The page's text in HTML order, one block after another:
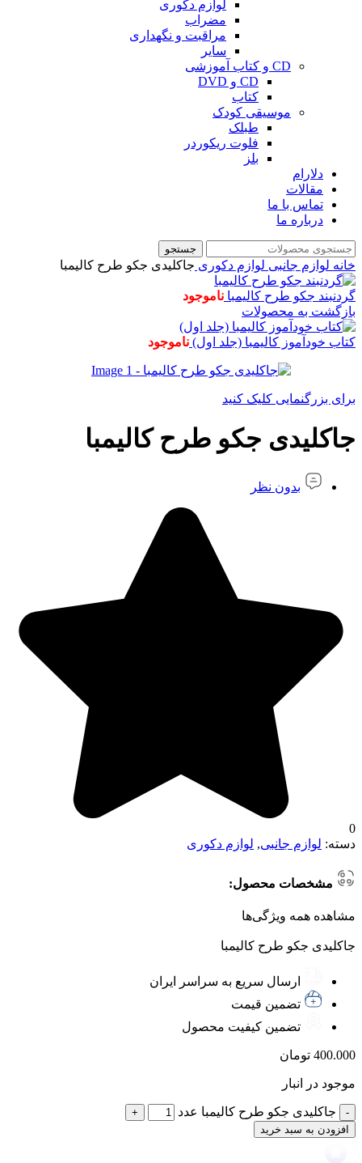
لوازم دکوری
مضراب
مراقبت و نگهداری
سایر
CD و کتاب آموزشی
CD و DVD
کتاب
موسیقی کودک
طبلک
فلوت ریکوردر
بلز
دلارام
مقالات
تماس با ما
درباره ما
جستجو
خانه لوازم جانبی لوازم دکوری جاکلیدی جکو طرح کالیمبا
گردنبند جکو طرح کالیمبا ناموجود
بازگشت به محصولات
کتاب خودآموز کالیمبا (جلد اول) ناموجود
برای بزرگنمایی کلیک کنید
جاکلیدی جکو طرح کالیمبا
بدون نظر
0
دسته: لوازم جانبی, لوازم دکوری
مشخصات محصول:
مشاهده همه ویژگی‌ها
جاکلیدی جکو طرح کالیمبا
ارسال سریع به سراسر ایران
تضمین قیمت
تضمین کیفیت محصول
400.000 تومان
موجود در انبار
جاکلیدی جکو طرح کالیمبا عدد
افزودن به سبد خرید